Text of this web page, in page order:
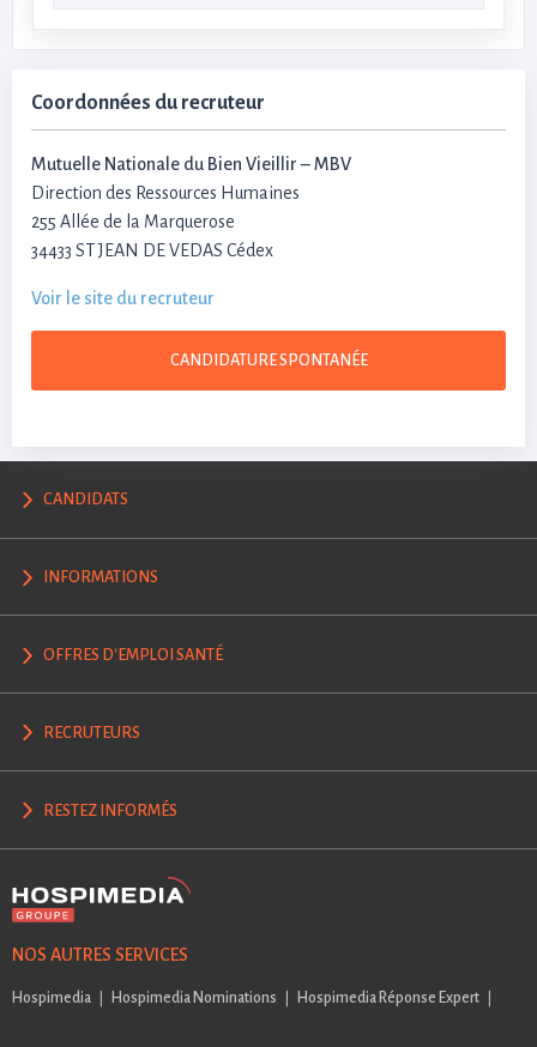
Coordonnées du recruteur
Mutuelle Nationale du Bien Vieillir – MBV
Direction des Ressources Humaines
255 Allée de la Marquerose
34433 ST JEAN DE VEDAS Cédex
Voir le site du recruteur
CANDIDATURE SPONTANÉE
CANDIDATS
INFORMATIONS
OFFRES D'EMPLOI SANTÉ
RECRUTEURS
RESTEZ INFORMÉS
NOS AUTRES SERVICES
Hospimedia Hospimedia Nominations Hospimedia Réponse Expert